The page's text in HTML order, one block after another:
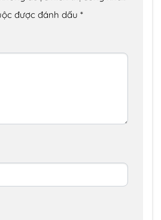
được đánh dấu *